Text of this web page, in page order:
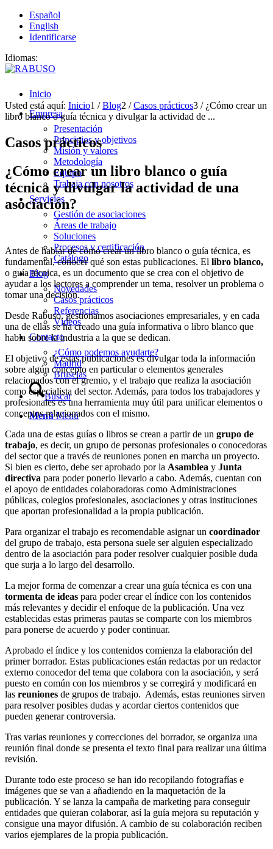
Español
English
Identificarse
Idiomas:
Inicio
Empresa
Presentación
Principios y objetivos
Misión y valores
Metodología
Equipo
Trabaja con nosotros
Servicios
Gestión de asociaciones
Áreas de trabajo
Soluciones
Procesos y certificación
Catálogo
Blog
Novedades
Casos prácticos
Referencias
Vídeos
Contacto
¿Cómo podemos ayudarte?
Madrid
Bruselas
Buscar
Menú Menú
Usted está aquí: Inicio1 / Blog2 / Casos prácticos3 / ¿Cómo crear un
libro blanco o guía técnica y divulgar la actividad de ...
Casos prácticos
¿Cómo crear un libro blanco o guía
técnica y divulgar la actividad de una
asociación?
Antes de hablar de cómo crear un libro blanco o guía técnica, es
fundamental, conocer qué son estas publicaciones. El libro blanco,
o guía técnica, es un documento que se crea con el objetivo de
ayudar a los lectores a comprender un tema, resolver un problema o
tomar una decisión.
Desde Rabuso, gestionamos asociaciones empresariales, y en cada
una de ellas se ha creado una guía informativa o libro blanco que
habla sobre la industria a la que se dedican.
El objetivo de estas publicaciones es divulgar toda la información
sobre algún concepto en particular o elementos generales
relacionados con el gremio, y el trabajo que realiza la asociación
como especialista del sector. Además, para todos los trabajadores y
profesionales es una herramienta muy útil para unificar elementos o
conceptos relacionados con el mismo.
Cada una de estas guías o libros se crean a partir de un grupo de
trabajo, es decir, un grupo de personas profesionales o conocedoras
del sector que a través de reuniones ponen en marcha un proyecto.
Si bien es cierto, debe ser aprobado por la Asamblea y Junta
directiva para poder ponerlo llevarlo a cabo. Además, cuentan con
el apoyo de entidades colaboradoras como Administraciones
públicas, colegios profesionales, asociaciones y otras instituciones
que aportan profesionalidad a la propia publicación.
Para organizar el trabajo es recomendable asignar un coordinador
del grupo de trabajo, esta persona suele ser alguien especializado
dentro de la asociación para poder resolver cualquier posible duda
que surja a lo largo del desarrollo.
La mejor forma de comenzar a crear una guía técnica es con una
tormenta de ideas para poder crear el índice con los contenidos
más relevantes y decidir el enfoque de la publicación. Una vez
establecidas estas primeras pautas se comparte con los miembros
para ponerse de acuerdo y poder continuar.
Aprobado el índice y los contenidos comienza la elaboración del
primer borrador. Estas publicaciones están redactas por un redactor
externo conocedor del tema que colabora con la asociación, y será
puesto en común con los miembros y se corregirá y modificará en
las reuniones de grupos de trabajo. Además, estas reuniones sirven
para resolver posibles dudas y acordar ciertos contenidos que
pueden generar controversia.
Tras varias reuniones y correcciones del borrador, se organiza una
reunión final donde se presenta el texto final para realizar una última
revisión.
Durante todo este proceso se han ido recopilando fotografías e
imágenes que se van a añadiendo en la maquetación de la
publicación. Y se lanza la campaña de marketing para conseguir
entidades que quieran colaborar, así la guía mejora su reputación y
consigue una mayor difusión. A cambio de su colaboración reciben
varios ejemplares de la propia publicación.